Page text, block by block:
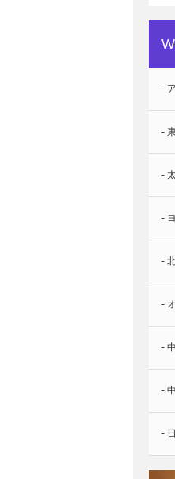
-
-
-
-
-
-
-
-
-